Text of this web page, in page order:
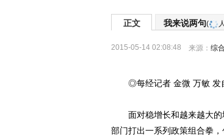
正文 我来说两句(
2015-05-14 02:08:48 来源： 综
◎每经记者 金微 万敏 发
面对稳增长和越来越大的
部门打出一系列政策组合拳